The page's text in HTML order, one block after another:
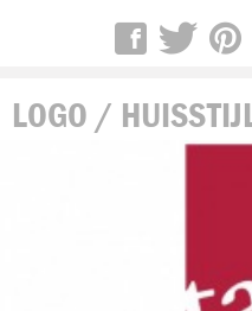
LOGO /